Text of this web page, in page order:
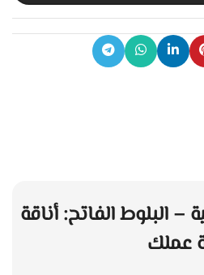
البلوط الفاتح: أناقة
عملك